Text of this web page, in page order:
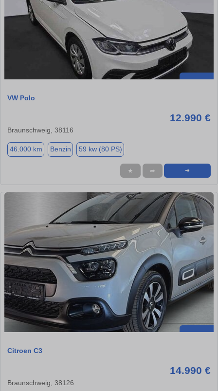
VW Polo
12.990 €
Braunschweig, 38116
46.000 km Benzin 59 kw (80 PS)
★ ➦ ➜
Citroen C3
14.990 €
Braunschweig, 38126